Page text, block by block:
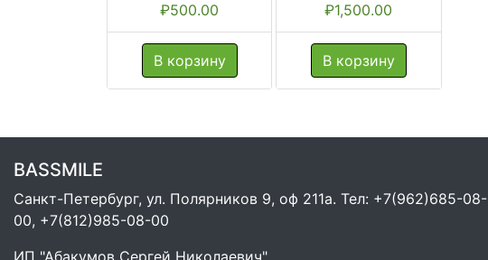
₽500.00
В корзину
₽1,500.00
В корзину
BASSMILE
Санкт-Петербург, ул. Полярников 9, оф 211а. Тел: +7(962)685-08-
00, +7(812)985-08-00
ИП "Абакумов Сергей Николаевич"